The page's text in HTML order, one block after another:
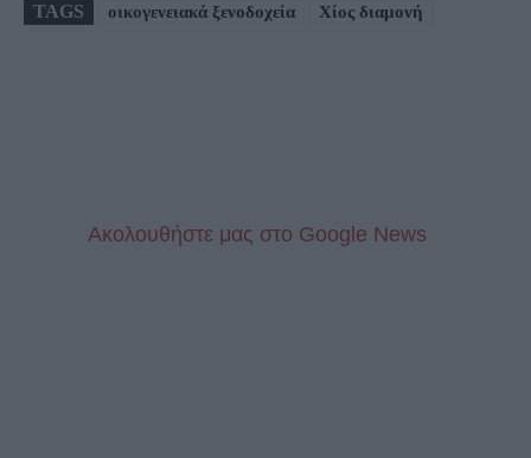
TAGS οικογενειακά ξενοδοχεία Χίος διαμονή
Aκολουθήστε μας στo Google News